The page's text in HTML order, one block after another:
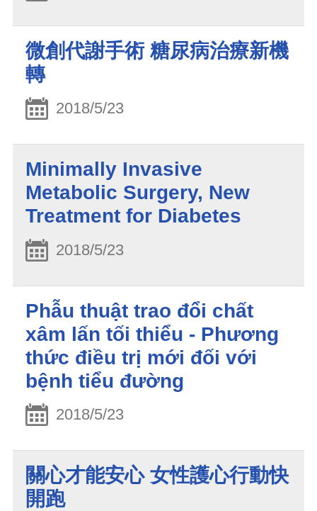
微創代謝手術 糖尿病治療新機
轉
2018/5/23
Minimally Invasive
Metabolic Surgery, New
Treatment for Diabetes
2018/5/23
Phẫu thuật trao đổi chất
xâm lấn tối thiểu - Phương
thức điều trị mới đối với
bệnh tiểu đường
2018/5/23
關心才能安心 女性護心行動快
開跑